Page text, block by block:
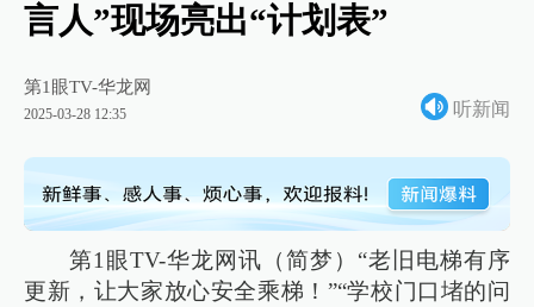
言人”现场亮出“计划表”
第1眼TV-华龙网
2025-03-28 12:35 听新闻
第1眼TV-华龙网讯（简梦）“老旧电梯有序
更新，让大家放心安全乘梯！”“学校门口堵的问